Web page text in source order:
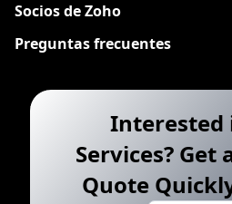
Socios de Zoho
Preguntas frecuentes
Interested
Services? Get
Quote